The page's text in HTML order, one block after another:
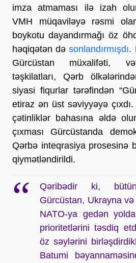
imza atmaması ilə izah
VMH müqaviləyə rəsmi
boykotu dayandırmağı öz
həqiqətən dəsonlandırmışdı.
Gürcüstan müxalifəti,
təşkilatları, Qərb
siyasi fiqurlar tərəfindən
etiraz ən üst səviyyəyə
çətinliklər bahasına əldə
çıxması Gürcüstanda
Qərbə inteqrasiya prosesinə
qiymətləndirildi.
Qəribədir ki,
Gürcüstan, Ukrayna
NATO-ya gedən
prioritetlərini təsdiq
öz səylərini
Batumi